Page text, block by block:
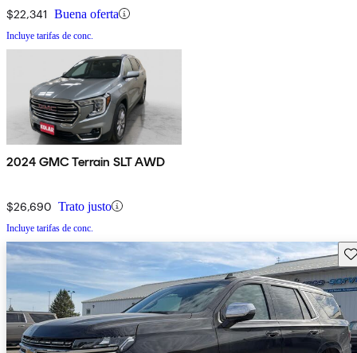
$22,341 Buena oferta
Incluye tarifas de conc.
2024 GMC Terrain SLT AWD
$26,690 Trato justo
Incluye tarifas de conc.